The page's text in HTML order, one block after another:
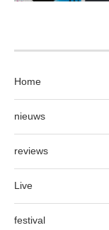
Home
nieuws
reviews
Live
festival